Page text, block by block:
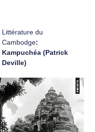
Littérature du
Cambodge:
Kampuchéa (Patrick
Deville)